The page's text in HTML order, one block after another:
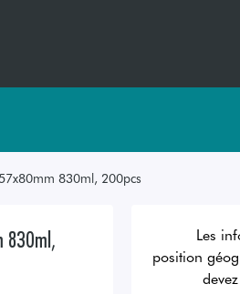
830ml, 200pcs
830ml,
Les
position